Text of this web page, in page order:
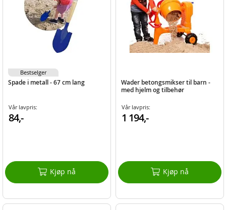
Spade i metall - 67 cm lang
Vår lavpris:
84,-
Kjøp nå
Bestselger
Wader betongsmikser til barn -
med hjelm og tilbehør
Vår lavpris:
1 194,-
Kjøp nå